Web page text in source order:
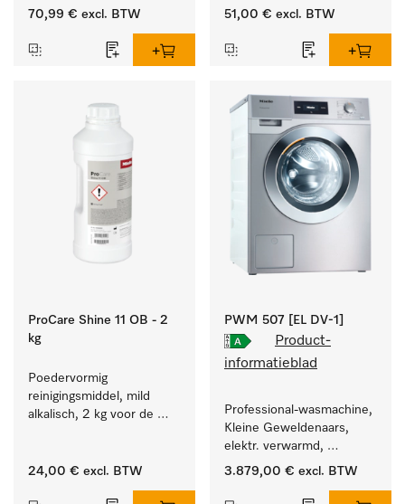
laboratoriumglaswerk en -
70,99 € excl. BTW
reiniging van sterk
bestek en glazen.
51,00 € excl. BTW
ProCare Shine 11 OB - 2
kg
Poedervormig
reinigingsmiddel, mild
alkalisch, 2 kg voor de
bestek en glazen.
24,00 € excl. BTW
PWM 507 [EL DV-1]
Product-
informatieblad
Professional-wasmachine,
Kleine Geweldenaars,
elektr. verwarmd,
afvoerklep en
programma's.
3.879,00 € excl. BTW